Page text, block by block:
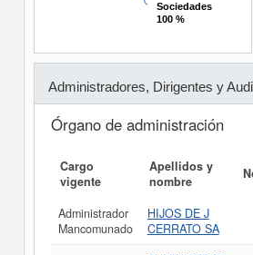
Sociedades
100 %
Sociedades
100 %
Administradores, Dirigentes y
Órgano de administración
Cargo
vigente
Apellidos y
nombre
Administrador
Mancomunado
HIJOS DE J
CERRATO SA